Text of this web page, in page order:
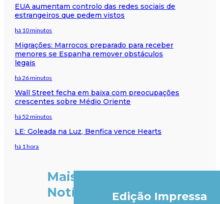
EUA aumentam controlo das redes sociais de
estrangeiros que pedem vistos
há 10 minutos
Migrações: Marrocos preparado para receber
menores se Espanha remover obstáculos
legais
há 26 minutos
Wall Street fecha em baixa com preocupações
crescentes sobre Médio Oriente
há 52 minutos
LE: Goleada na Luz, Benfica vence Hearts
há 1 hora
Mais
Notícias
Edição Impressa